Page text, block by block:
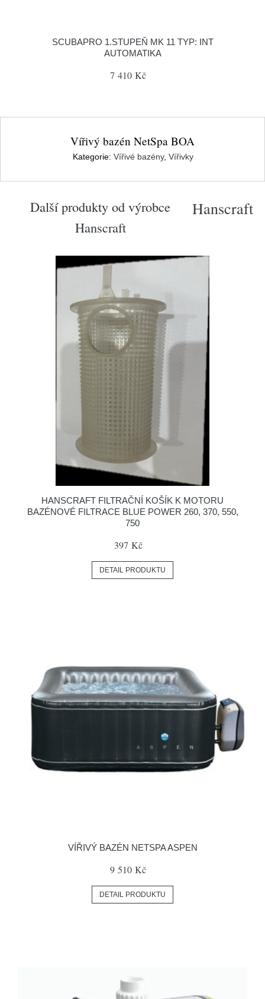
SCUBAPRO 1.STUPEŇ MK 11 TYP: INT
AUTOMATIKA
7 410 Kč
Vířivý bazén NetSpa BOA
Kategorie: Vířivé bazény, Vířivky
Další produkty od výrobce
Hanscraft
Hanscraft
HANSCRAFT FILTRAČNÍ KOŠÍK K MOTORU
BAZÉNOVÉ FILTRACE BLUE POWER 260, 370, 550,
750
397 Kč
DETAIL PRODUKTU
VÍŘIVÝ BAZÉN NETSPA ASPEN
9 510 Kč
DETAIL PRODUKTU